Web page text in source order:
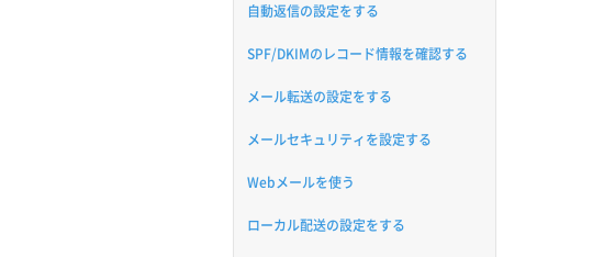
自動返信の設定をする
SPF/DKIMのレコード情報を確認する
メール転送の設定をする
メールセキュリティを設定する
Webメールを使う
ローカル配送の設定をする